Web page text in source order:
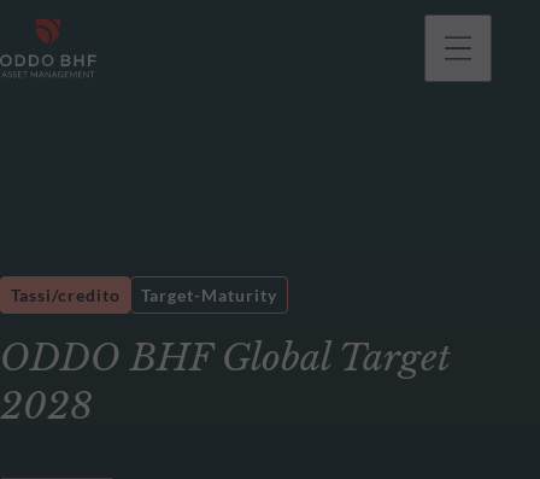
ODDO BHF Global Target
2028
Tassi/credito Target-Maturity